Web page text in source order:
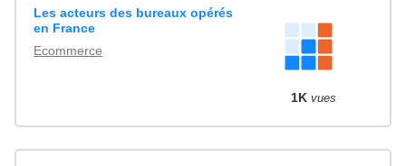
Les acteurs des bureaux opérés
en France
Ecommerce
1K vues